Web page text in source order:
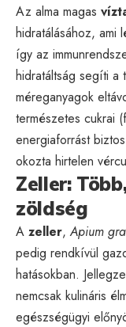
Az alma magas
hidratálásához, ami
így az
hidratáltság segíti a
méreganyagok
természetes cukrai
energiaforrást
okozta hirtelen
Zeller:
zöldség
A zeller,Apium
pedig rendkívül
hatásokban.
nemcsak kulináris
egészségügyi